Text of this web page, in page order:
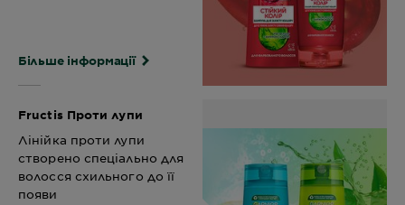
Більше інформації
Fructis Проти лупи
Лінійка проти лупи
створено спеціально для
волосся схильного до її
появи